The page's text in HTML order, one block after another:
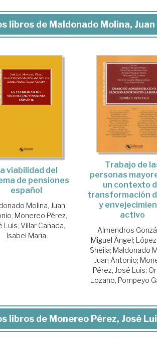
libros de Maldonado Molina,
viabilidad del
de pensiones
español
Molina, Juan
; Monereo Pérez,
Luis;Villar Cañada,
Isabel María
Trabajo de
personas
un contexto
transformación
y
activo
Almendros
Miguel Ángel;
Sheila; Maldonado
Juan Antonio;
Pérez, José Luis;
Lozano, Pompeyo
libros de Monereo Pérez, José